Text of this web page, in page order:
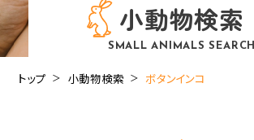
小動物検索
SMALL ANIMALS SEARCH
トップ 小動物検索 ボタンインコ